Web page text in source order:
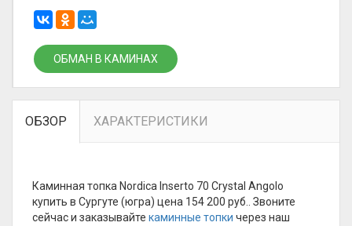
ОБМАН В КАМИНАХ
ОБЗОР ХАРАКТЕРИСТИКИ
Каминная топка Nordica Inserto 70 Crystal Angolo
купить в Сургуте (югра) цена 154 200 руб.. Звоните
сейчас и заказывайте каминные топки через наш